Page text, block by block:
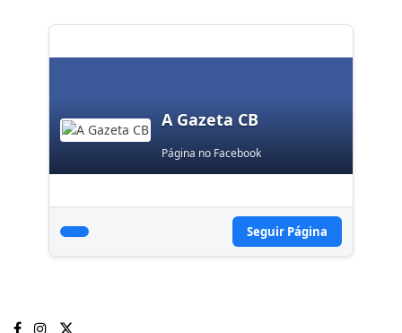
A Gazeta CB
Página no Facebook
Seguir Página